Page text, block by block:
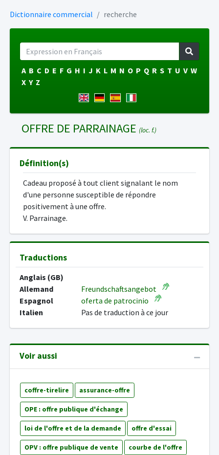
Dictionnaire commercial recherche
A B C D E F G H I J K L M N O P Q R S T U V W
X Y Z
OFFRE DE PARRAINAGE (loc. f.)
Définition(s)
Cadeau proposé à tout client signalant le nom
d'une personne susceptible de répondre
positivement à une offre.
V. Parrainage.
Traductions
Anglais (GB)
Allemand
Freundschaftsangebot
Espagnol
oferta de patrocinio
Italien
Pas de traduction à ce jour
Voir aussi
coffre-tirelire assurance-offre
OPE : offre publique d'échange
loi de l'offre et de la demande offre d'essai
OPV : offre publique de vente courbe de l'offre